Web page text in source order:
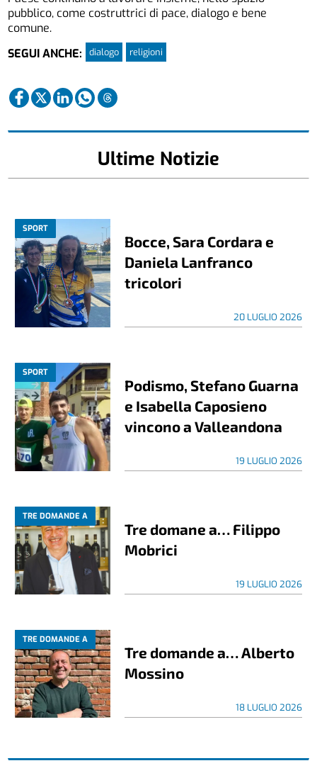
pubblico, come costruttrici di pace, dialogo e bene
comune.
SEGUI ANCHE:
dialogo religioni
Ultime Notizie
SPORT
Bocce, Sara Cordara e
Daniela Lanfranco
tricolori
20 LUGLIO 2026
SPORT
Podismo, Stefano Guarna
e Isabella Caposieno
vincono a Valleandona
19 LUGLIO 2026
TRE DOMANDE A
Tre domane a… Filippo
Mobrici
19 LUGLIO 2026
TRE DOMANDE A
Tre domande a… Alberto
Mossino
18 LUGLIO 2026